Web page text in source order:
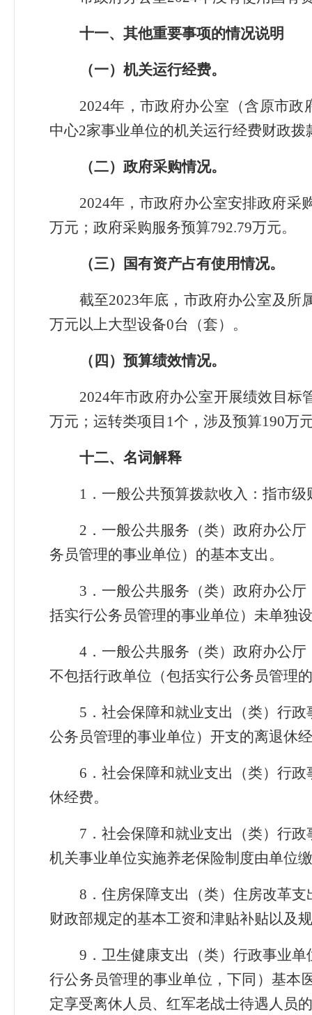
十一、其他重要事项的情况说明
（一） 机关运行经费。
2024年，市政府办公室（含原市
中心2家事业单位的机关运行经费财政拨
（二） 政府采购情况。
2024年，市政府办公室安排政府采
万元；政府采购服务预算792.79万元。
（三）国有资产占有使用情况。
截至2023年底，市政府办公室及所
万元以上大型设备0台（套）。
（ 四 ）预算绩效情况。
2024年市政府办公室开展绩效目标
万元；运转类项目1个，涉及预算190万
十二、名词解释
1．一般公共预算拨款收入：指市
2．一般公共服务（类）政府办公
务员管理的事业单位）的基本支出。
3．一般公共服务（类）政府办公
括实行公务员管理的事业单位）未单独
4．一般公共服务（类）政府办公
不包括行政单位（包括实行公务员管理
5．社会保障和就业支出（类）行
公务员管理的事业单位）开支的离退休
6．社会保障和就业支出（类）行
休经费。
7．社会保障和就业支出（类）行
机关事业单位实施养老保险制度由单位
8．住房保障支出（类）住房改革
财政部规定的基本工资和津贴补贴以及
9．卫生健康支出（类）行政事业
行公务员管理的事业单位，下同）基本
定享受离休人员、红军老战士待遇人员